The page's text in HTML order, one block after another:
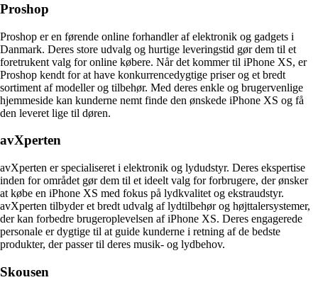
Proshop
Proshop er en førende online forhandler af elektronik og gadgets i
Danmark. Deres store udvalg og hurtige leveringstid gør dem til et
foretrukent valg for online købere. Når det kommer til iPhone XS, er
Proshop kendt for at have konkurrencedygtige priser og et bredt
sortiment af modeller og tilbehør. Med deres enkle og brugervenlige
hjemmeside kan kunderne nemt finde den ønskede iPhone XS og få
den leveret lige til døren.
avXperten
avXperten er specialiseret i elektronik og lydudstyr. Deres ekspertise
inden for området gør dem til et ideelt valg for forbrugere, der ønsker
at købe en iPhone XS med fokus på lydkvalitet og ekstraudstyr.
avXperten tilbyder et bredt udvalg af lydtilbehør og højttalersystemer,
der kan forbedre brugeroplevelsen af iPhone XS. Deres engagerede
personale er dygtige til at guide kunderne i retning af de bedste
produkter, der passer til deres musik- og lydbehov.
Skousen